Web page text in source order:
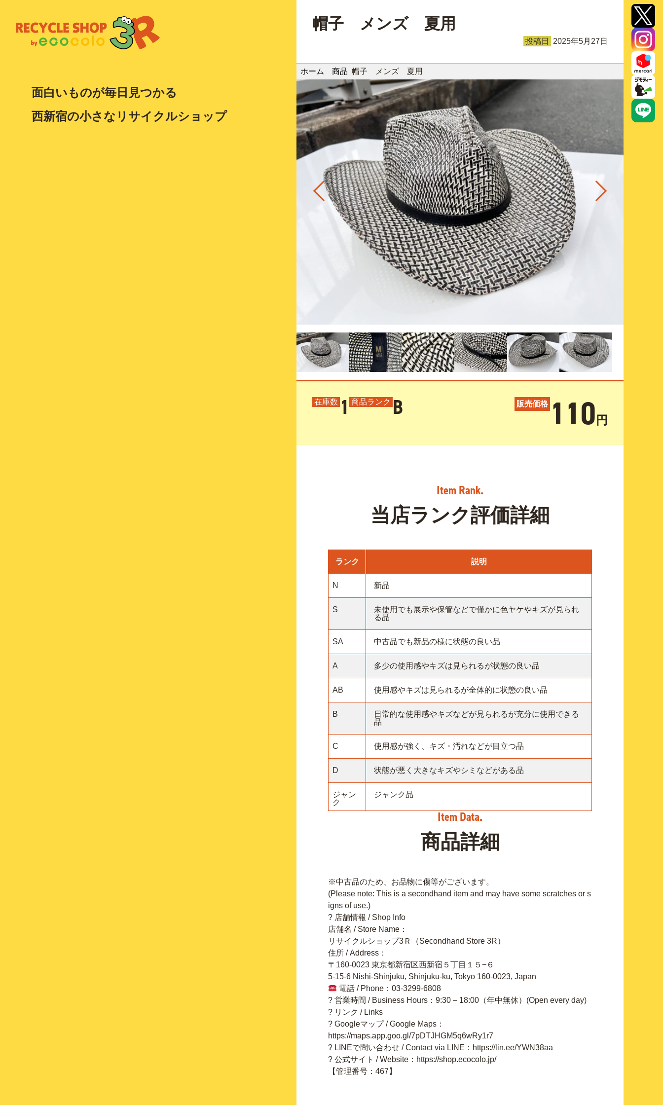
面白いものが毎日見つかる
西新宿の小さなリサイクルショップ
帽子 メンズ 夏用
投稿日 2025年5月27日
ホーム 商品 帽子 メンズ 夏用
在庫数 1 商品ランク B 販売価格 110 円
当店ランク評価詳細
ランク 説明
N 新品
S
未使用でも展示や保管などで僅かに色ヤケやキズが見られ
る品
SA 中古品でも新品の様に状態の良い品
A 多少の使用感やキズは見られるが状態の良い品
AB 使用感やキズは見られるが全体的に状態の良い品
B
日常的な使用感やキズなどが見られるが充分に使用できる
品
C 使用感が強く、キズ・汚れなどが目立つ品
D 状態が悪く大きなキズやシミなどがある品
ジャン
ク
ジャンク品
商品詳細
※中古品のため、お品物に傷等がございます。
(Please note: This is a secondhand item and may have some scratches or s
igns of use.)
? 店舗情報 / Shop Info
店舗名 / Store Name：
リサイクルショップ3Ｒ（Secondhand Store 3R）
住所 / Address：
〒160-0023 東京都新宿区西新宿５丁目１５−６
5-15-6 Nishi-Shinjuku, Shinjuku-ku, Tokyo 160-0023, Japan
電話 / Phone：03-3299-6808
? 営業時間 / Business Hours：9:30 – 18:00（年中無休）(Open every day)
? リンク / Links
? Googleマップ / Google Maps：
https://maps.app.goo.gl/7pDTJHGM5q6wRy1r7
? LINEで問い合わせ / Contact via LINE：https://lin.ee/YWN38aa
? 公式サイト / Website：https://shop.ecocolo.jp/
【管理番号：467】